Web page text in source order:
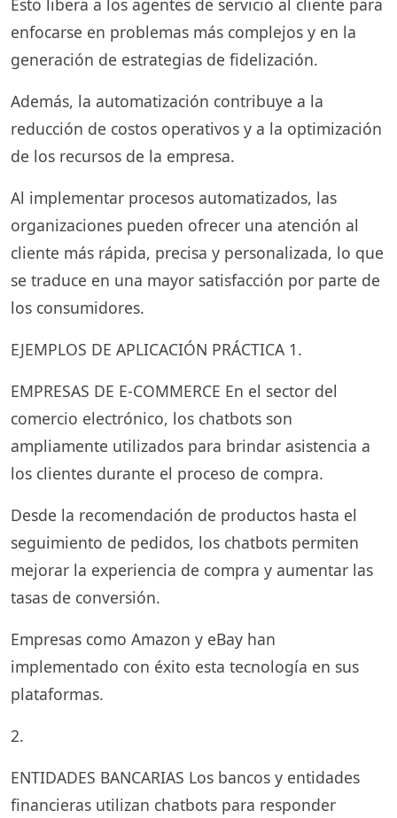
Esto libera a los agentes de servicio al cliente para
enfocarse en problemas más complejos y en la
generación de estrategias de fidelización.
Además, la automatización contribuye a la
reducción de costos operativos y a la optimización
de los recursos de la empresa.
Al implementar procesos automatizados, las
organizaciones pueden ofrecer una atención al
cliente más rápida, precisa y personalizada, lo que
se traduce en una mayor satisfacción por parte de
los consumidores.
EJEMPLOS DE APLICACIÓN PRÁCTICA 1.
EMPRESAS DE E-COMMERCE En el sector del
comercio electrónico, los chatbots son
ampliamente utilizados para brindar asistencia a
los clientes durante el proceso de compra.
Desde la recomendación de productos hasta el
seguimiento de pedidos, los chatbots permiten
mejorar la experiencia de compra y aumentar las
tasas de conversión.
Empresas como Amazon y eBay han
implementado con éxito esta tecnología en sus
plataformas.
2.
ENTIDADES BANCARIAS Los bancos y entidades
financieras utilizan chatbots para responder